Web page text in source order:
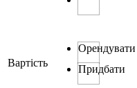
Вартість
Орендувати
Придбати